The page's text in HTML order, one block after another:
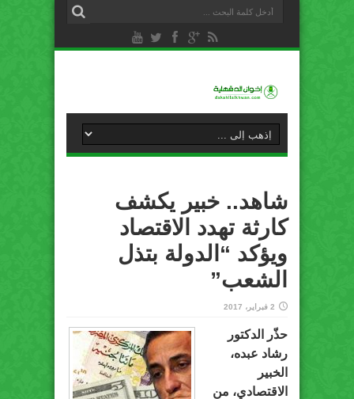
شاهد.. خبير يكشف
كارثة تهدد الاقتصاد
ويؤكد “الدولة بتذل
الشعب”
2 فبراير، 2017
حذّر الدكتور
رشاد عبده،
الخبير
الاقتصادي، من